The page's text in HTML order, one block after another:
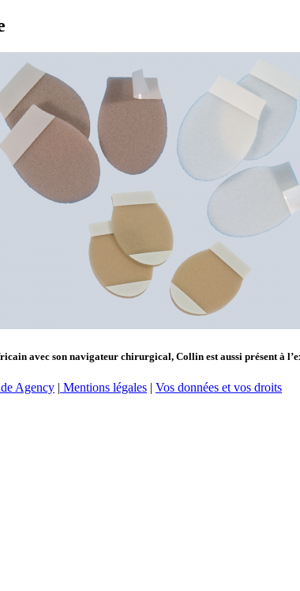
avec son navigateur chirurgical, Collin est aussi présent à
Agency | Mentions légales | Vos données et vos droits